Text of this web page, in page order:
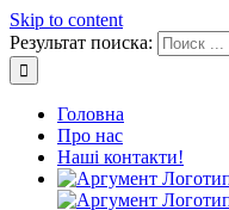
Skip to content
Результат поиска:
Головна
Про нас
Наші контакти!